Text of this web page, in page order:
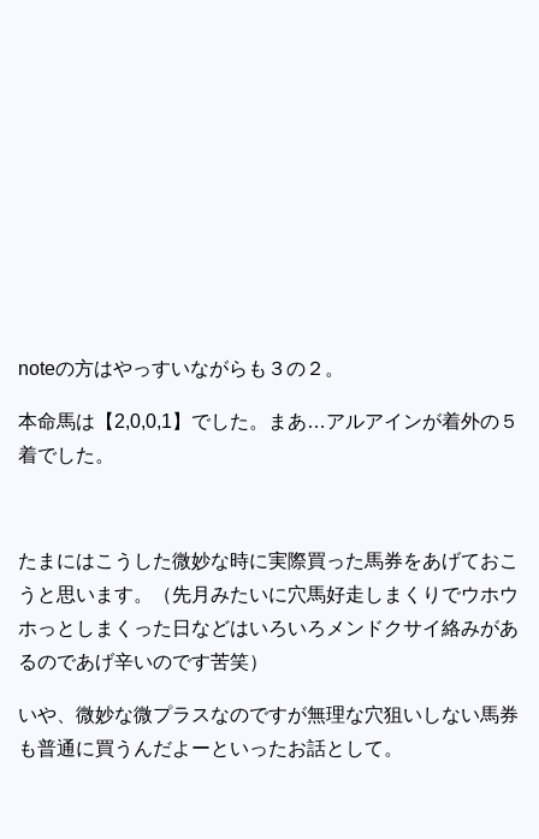
noteの方はやっすいながらも３の２。
本命馬は【2,0,0,1】でした。まあ…アルアインが着外の５
着でした。
たまにはこうした微妙な時に実際買った馬券をあげておこ
うと思います。（先月みたいに穴馬好走しまくりでウホウ
ホっとしまくった日などはいろいろメンドクサイ絡みがあ
るのであげ辛いのです苦笑）
いや、微妙な微プラスなのですが無理な穴狙いしない馬券
も普通に買うんだよーといったお話として。